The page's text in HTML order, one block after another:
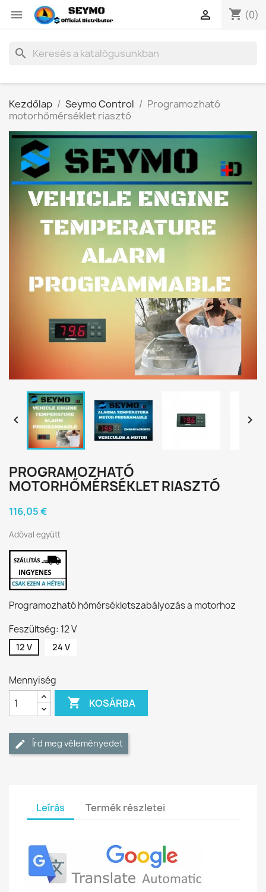
 shopping_cart (0)

search
Kezdőlap Seymo Control
Programozható
motorhőmérséklet riasztó
 
PROGRAMOZHATÓ
MOTORHŐMÉRSÉKLET RIASZTÓ
116,05 €
Adóval együtt
Programozható hőmérsékletszabályozás a motorhoz
Feszültség: 12 V
12 V 24 V
Mennyiség
 KOSÁRBA
Írd meg véleményedet
Leírás Termék részletei